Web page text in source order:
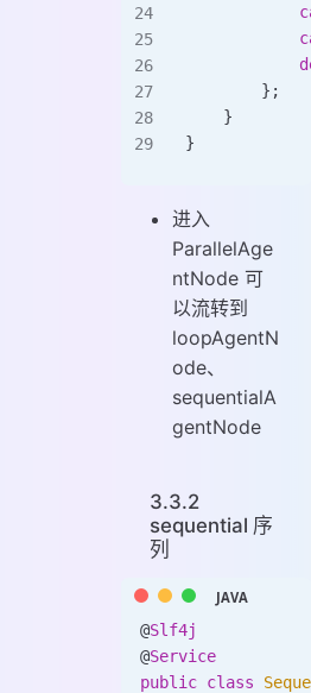
        };
    }
}
进入
ParallelAge
ntNode 可
以流转到
loopAgentN
ode、
sequentialA
gentNode
3.3.2
sequential 序
列
@Slf4j
@Service
public class